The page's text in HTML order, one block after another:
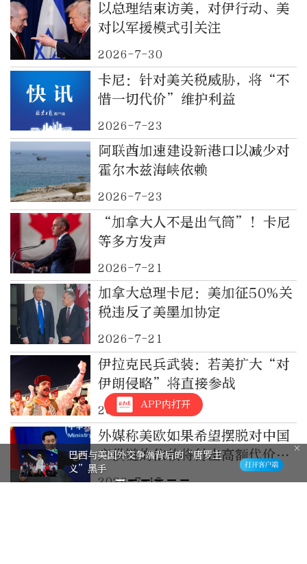
以总理结束访美，对伊行动、美
对以军援模式引关注
2026-7-30
卡尼：针对美关税威胁，将“不
惜一切代价”维护利益
2026-7-23
阿联酋加速建设新港口以减少对
霍尔木兹海峡依赖
2026-7-23
“加拿大人不是出气筒”！卡尼
等多方发声
2026-7-21
加拿大总理卡尼：美加征50%关
税违反了美墨加协定
2026-7-21
伊拉克民兵武装：若美扩大“对
伊朗侵略”将直接参战
2026-7-20
外媒称美欧如果希望摆脱对中国
产供链的依赖将付出高额代价，
外交部回应
2026-7-15
APP内打开
巴西与美国外交争端背后的“唐罗主
义”黑手